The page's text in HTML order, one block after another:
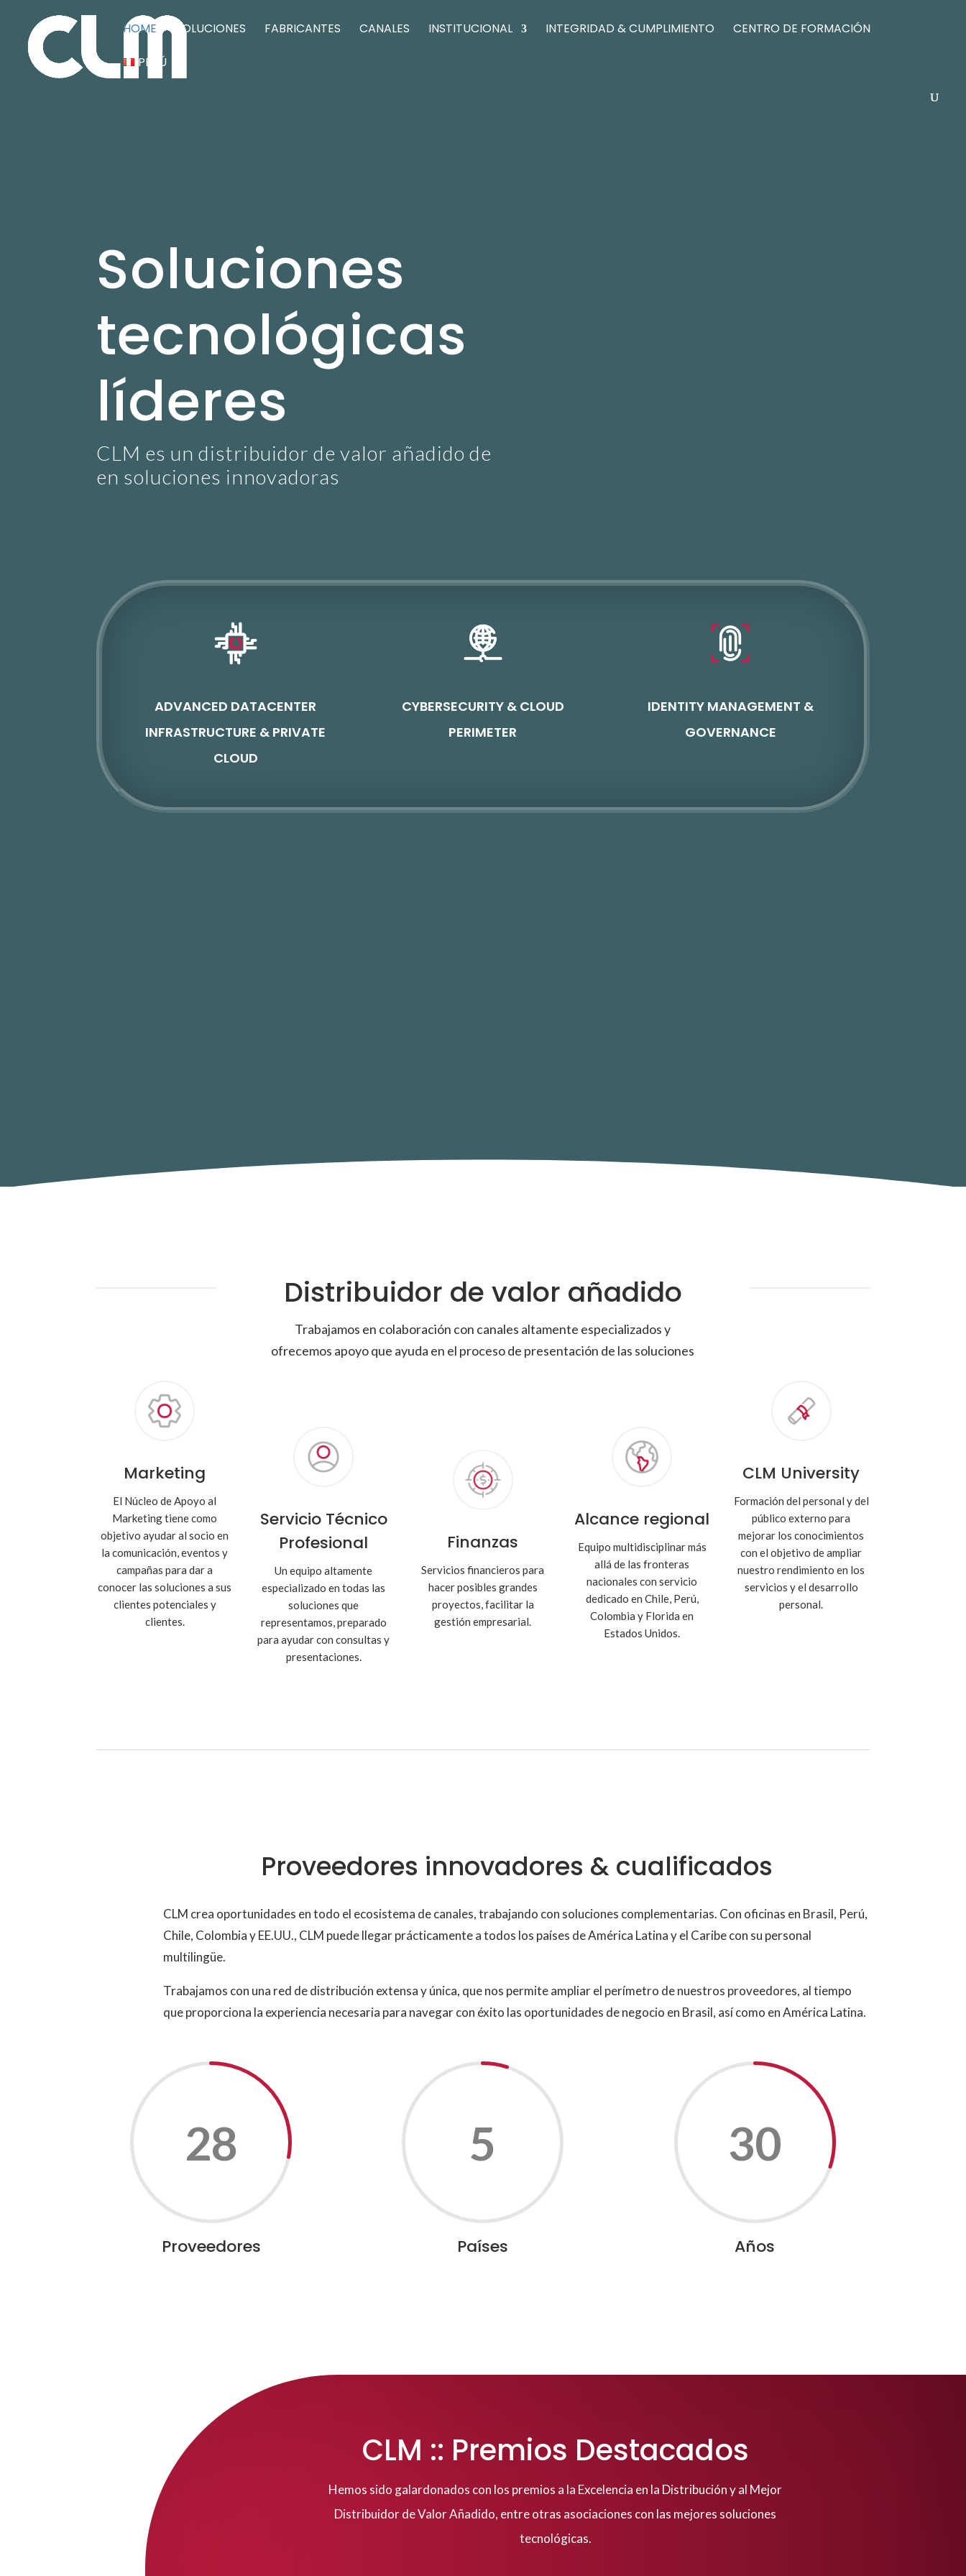
HOME SOLUCIONES FABRICANTES CANALES INSTITUCIONAL INTEGRIDAD & CUMPLIMIENTO CENTRO DE FORMACIÓN
PERÚ
Soluciones
tecnológicas
líderes
CLM es un distribuidor de valor añadido de
en soluciones innovadoras
ADVANCED DATACENTER
INFRASTRUCTURE & PRIVATE
CLOUD
CYBERSECURITY & CLOUD
PERIMETER
IDENTITY MANAGEMENT &
GOVERNANCE
Distribuidor de valor añadido
Trabajamos en colaboración con canales altamente especializados y
ofrecemos apoyo que ayuda en el proceso de presentación de las soluciones
Marketing
El Núcleo de Apoyo al
Marketing tiene como
objetivo ayudar al socio en
la comunicación, eventos y
campañas para dar a
conocer las soluciones a sus
clientes potenciales y
clientes.
Servicio Técnico
Profesional
Un equipo altamente
especializado en todas las
soluciones que
representamos, preparado
para ayudar con consultas y
presentaciones.
Finanzas
Servicios financieros para
hacer posibles grandes
proyectos, facilitar la
gestión empresarial.
Alcance regional
Equipo multidisciplinar más
allá de las fronteras
nacionales con servicio
dedicado en Chile, Perú,
Colombia y Florida en
Estados Unidos.
CLM University
Formación del personal y del
público externo para
mejorar los conocimientos
con el objetivo de ampliar
nuestro rendimiento en los
servicios y el desarrollo
personal.
Proveedores innovadores & cualificados
CLM crea oportunidades en todo el ecosistema de canales, trabajando con soluciones complementarias. Con oficinas en Brasil, Perú,
Chile, Colombia y EE.UU., CLM puede llegar prácticamente a todos los países de América Latina y el Caribe con su personal
multilingüe.
Trabajamos con una red de distribución extensa y única, que nos permite ampliar el perímetro de nuestros proveedores, al tiempo
que proporciona la experiencia necesaria para navegar con éxito las oportunidades de negocio en Brasil, así como en América Latina.
28
Proveedores
5
Países
30
Años
CLM :: Premios Destacados
Hemos sido galardonados con los premios a la Excelencia en la Distribución y al Mejor
Distribuidor de Valor Añadido, entre otras asociaciones con las mejores soluciones
tecnológicas.